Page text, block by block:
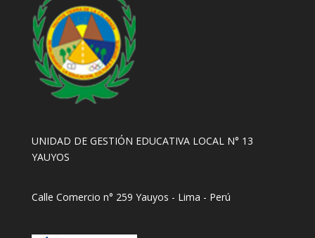
UNIDAD DE GESTIÓN EDUCATIVA LOCAL N° 13
YAUYOS
Calle Comercio n° 259 Yauyos - Lima - Perú